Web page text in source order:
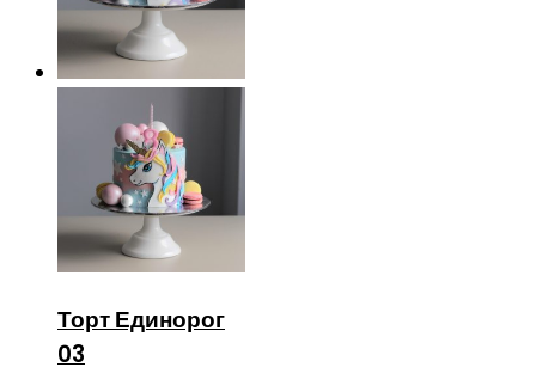
Торт Единорог
03